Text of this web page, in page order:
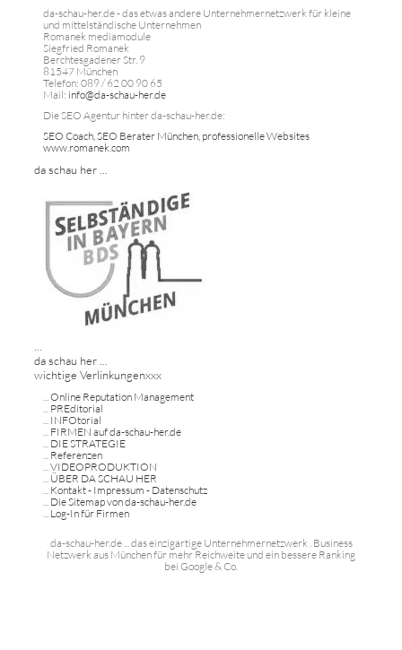
da-schau-her.de - das etwas andere Unternehmernetzwerk für kleine
und mittelständische Unternehmen
Romanek mediamodule
Siegfried Romanek
Berchtesgadener Str. 9
81547 München
Telefon: 089 / 62 00 90 65
Mail: info@da-schau-her.de
Die SEO Agentur hinter da-schau-her.de:
SEO Coach, SEO Berater München, professionelle Websites
www.romanek.com
da schau her ...
...
da schau her ...
wichtige Verlinkungenxxx
...Online Reputation Management
... PREditorial
... INFOtorial
... FIRMEN auf da-schau-her.de
... DIE STRATEGIE
... Referenzen
...VIDEOPRODUKTION
... ÜBER DA SCHAU HER
... Kontakt - Impressum - Datenschutz
... Die Sitemap von da-schau-her.de
... Log-In für Firmen
da-schau-her.de ... das einzigartige Unternehmernetzwerk . Business
Netzwerk aus München für mehr Reichweite und ein bessere Ranking
bei Google & Co.